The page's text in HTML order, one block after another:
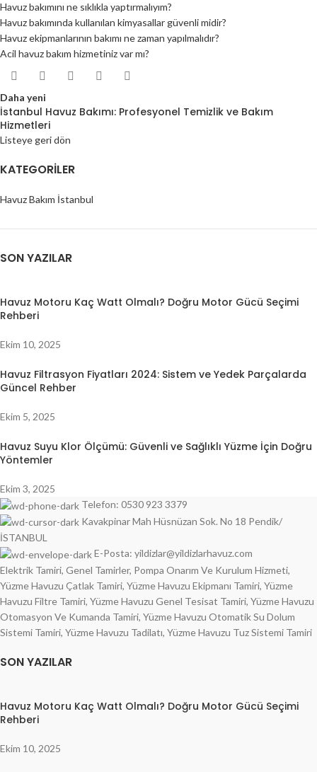
Havuz bakımını ne sıklıkla yaptırmalıyım?
Havuz bakımında kullanılan kimyasallar güvenli midir?
Havuz ekipmanlarının bakımı ne zaman yapılmalıdır?
Acil havuz bakım hizmetiniz var mı?
Daha yeni
İstanbul Havuz Bakımı: Profesyonel Temizlik ve Bakım
Hizmetleri
Listeye geri dön
KATEGORILER
Havuz Bakım İstanbul
SON YAZILAR
Havuz Motoru Kaç Watt Olmalı? Doğru Motor Gücü Seçimi
Rehberi
Ekim 10, 2025
Havuz Filtrasyon Fiyatları 2024: Sistem ve Yedek Parçalarda
Güncel Rehber
Ekim 5, 2025
Havuz Suyu Klor Ölçümü: Güvenli ve Sağlıklı Yüzme İçin Doğru
Yöntemler
Ekim 3, 2025
Telefon: 0530 923 3379
Kavakpinar Mah Hüsnüzan Sok. No 18 Pendik/
İSTANBUL
E-Posta: yildizlar@yildizlarhavuz.com
Elektrik Tamiri, Genel Tamirler, Pompa Onarım Ve Kurulum Hizmeti,
Yüzme Havuzu Çatlak Tamiri, Yüzme Havuzu Ekipmanı Tamiri, Yüzme
Havuzu Filtre Tamiri, Yüzme Havuzu Genel Tesisat Tamiri, Yüzme Havuzu
Otomasyon Ve Kumanda Tamiri, Yüzme Havuzu Otomatik Su Dolum
Sistemi Tamiri, Yüzme Havuzu Tadilatı, Yüzme Havuzu Tuz Sistemi Tamiri
SON YAZILAR
Havuz Motoru Kaç Watt Olmalı? Doğru Motor Gücü Seçimi
Rehberi
Ekim 10, 2025